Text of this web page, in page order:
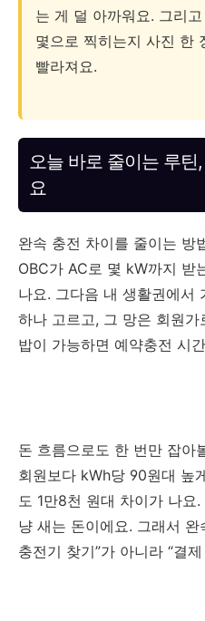
는 게 덜 아까워요. 그리
몇으로 찍히는지 사진 한
빨라져요.
오늘 바로 줄이는 루틴
요
완속 충전 차이를 줄이는 방
OBC가 AC로 몇 kW까지 받
나요. 그다음 내 생활권에서
하나 고르고, 그 망은 회원
밥이 가능하면 예약충전 시
돈 흐름으로도 한 번만 잡아
회원보다 kWh당 90원대 높
도 1만8천 원대 차이가 나요
냥 새는 돈이에요. 그래서
충전기 찾기”가 아니라 “결